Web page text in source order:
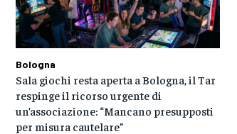
Bologna
Sala giochi resta aperta a Bologna, il Tar
respinge il ricorso urgente di
un’associazione: “Mancano presupposti
per misura cautelare”